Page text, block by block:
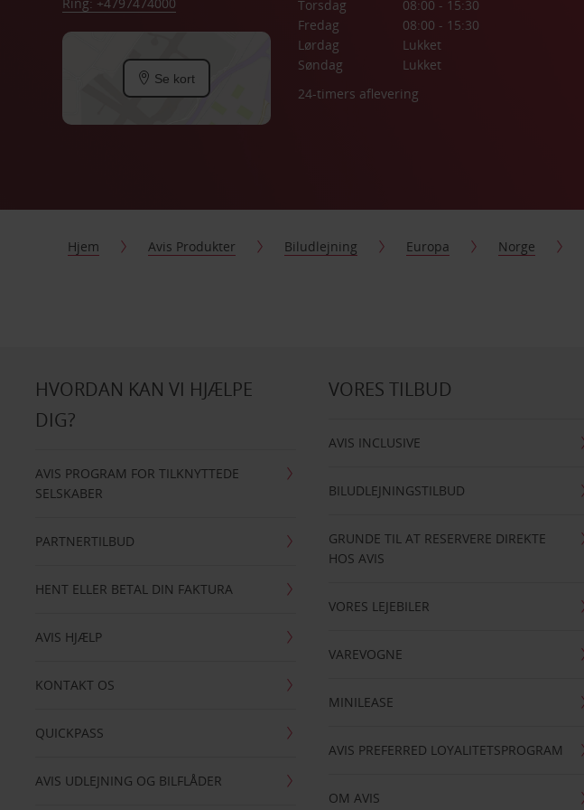
Se kort
Torsdag
08:00 - 15:30
Fredag
08:00 - 15:30
Lørdag
Lukket
Søndag
Lukket
24-timers aflevering
Hjem Avis Produkter Biludlejning Europa Norge
HVORDAN KAN VI HJÆLPE
DIG?
AVIS PROGRAM FOR TILKNYTTEDE
SELSKABER
PARTNERTILBUD
HENT ELLER BETAL DIN FAKTURA
AVIS HJÆLP
KONTAKT OS
QUICKPASS
AVIS UDLEJNING OG BILFLÅDER
VORES TILBUD
AVIS INCLUSIVE
BILUDLEJNINGSTILBUD
GRUNDE TIL AT RESERVERE DIREKTE
HOS AVIS
VORES LEJEBILER
VAREVOGNE
MINILEASE
AVIS PREFERRED LOYALITETSPROGRAM
OM AVIS